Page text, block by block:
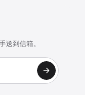
送到信箱。